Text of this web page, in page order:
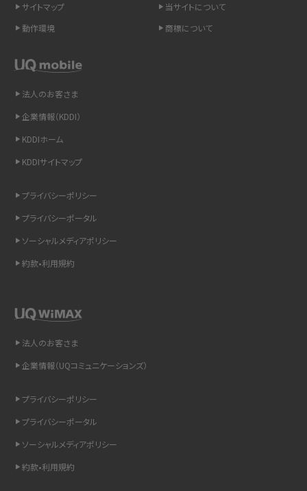
iCloudの使用容量を減らす9つの方法！使用状況の確認手順も紹介
インスタのDMの送り方は？便利機能の使い方や注意点をわかりやすく解説
Bluetooth®とは？Wi-Fiとの違いやスマホ・PCとの接続方法を解説
「iPhoneを探す」の使い方と設定方法を紹介！ブラウザやアプリから探す方法を
詳しく解説
Wi-Fiを快適に使うための速度はどれくらい？用途別の目安・回線ごとの平均を
LINEの着信音や通知音の設定・変更方法を解説！鳴らない場合の対処法も紹介
サイトマップ
当サイトについて
動作環境
商標について
法人のお客さま
企業情報（KDDI）
KDDIホーム
KDDIサイトマップ
プライバシーポリシー
プライバシーポータル
ソーシャルメディアポリシー
約款•利用規約
法人のお客さま
企業情報（UQコミュニケーションズ）
プライバシーポリシー
プライバシーポータル
ソーシャルメディアポリシー
約款•利用規約